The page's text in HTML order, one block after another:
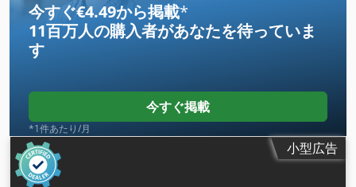
今すぐ€4.49から掲載*
11百万人の購入者があなたを待っていま
す
今すぐ掲載
*1件あたり/月
小型広告